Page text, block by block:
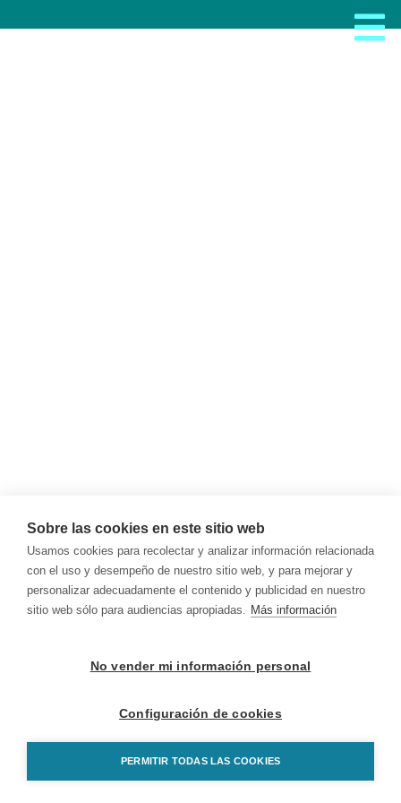
Sobre las cookies en este sitio web
Usamos cookies para recolectar y analizar información relacionada
con el uso y desempeño de nuestro sitio web, y para mejorar y
personalizar adecuadamente el contenido y publicidad en nuestro
sitio web sólo para audiencias apropiadas. Más información
No vender mi información personal
Configuración de cookies
PERMITIR TODAS LAS COOKIES